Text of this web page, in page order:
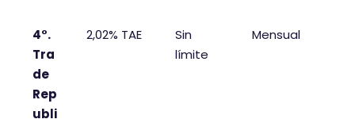
4°.
Tra
de
Rep
ubli
2,02% TAE
Sin
límite
Mensual